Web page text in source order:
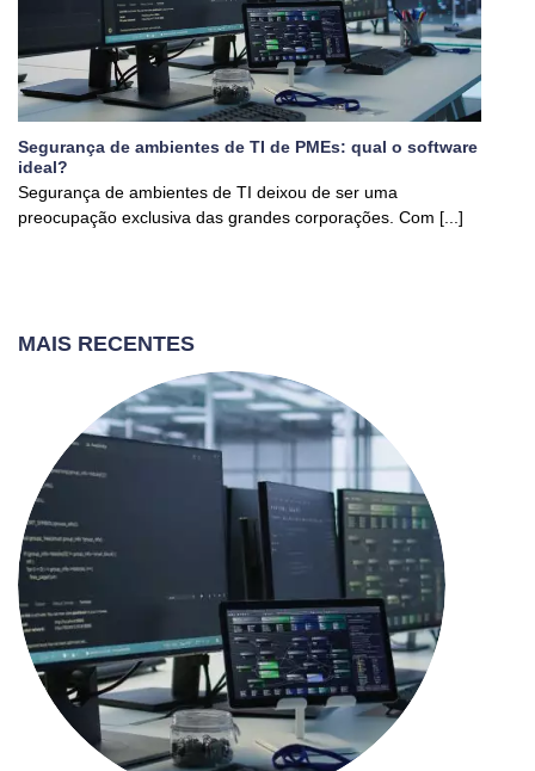
Segurança de ambientes de TI de PMEs: qual o software
ideal?
Segurança de ambientes de TI deixou de ser uma
preocupação exclusiva das grandes corporações. Com [...]
MAIS RECENTES